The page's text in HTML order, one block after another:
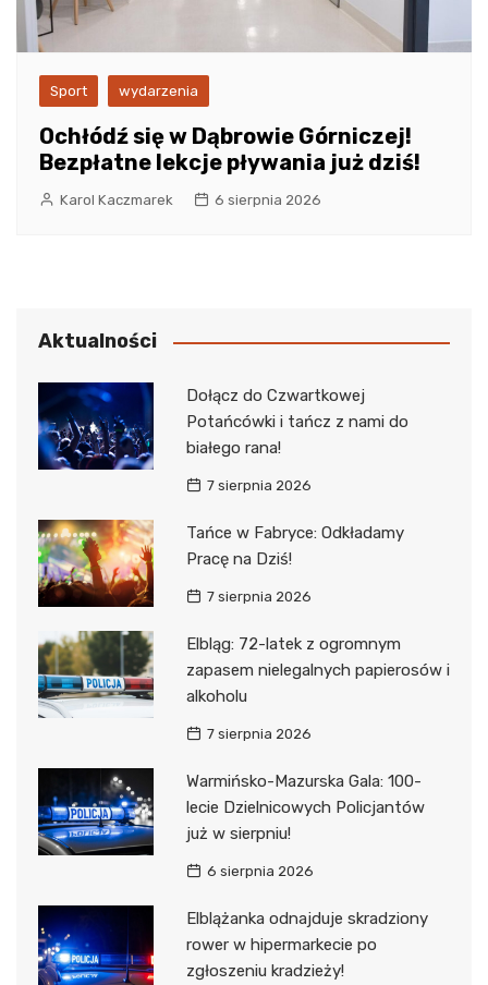
Sport wydarzenia
Ochłódź się w Dąbrowie Górniczej!
Bezpłatne lekcje pływania już dziś!
Karol Kaczmarek 6 sierpnia 2026
Aktualności
Dołącz do Czwartkowej
Potańcówki i tańcz z nami do
białego rana!
7 sierpnia 2026
Tańce w Fabryce: Odkładamy
Pracę na Dziś!
7 sierpnia 2026
Elbląg: 72-latek z ogromnym
zapasem nielegalnych papierosów i
alkoholu
7 sierpnia 2026
Warmińsko-Mazurska Gala: 100-
lecie Dzielnicowych Policjantów
już w sierpniu!
6 sierpnia 2026
Elblążanka odnajduje skradziony
rower w hipermarkecie po
zgłoszeniu kradzieży!